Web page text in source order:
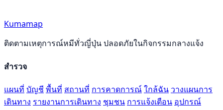
Kumamap
ติดตามเหตุการณ์หมีทั่วญี่ปุ่น ปลอดภัยในกิจกรรมกลางแจ้ง
สำรวจ
แผนที่ บัญชี พื้นที่ สถานที่ การคาดการณ์ใกล้ฉัน วางแผนการ
เดินทาง รายงานการเดินทาง ชุมชน การแจ้งเตือน อุปกรณ์